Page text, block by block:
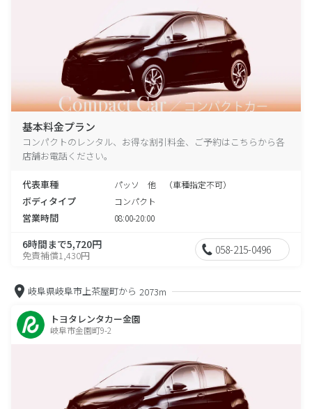
基本料金プラン
コンパクトのレンタル、お得な割引料金、ご予約はこちらから各
店舗お電話ください。
代表車種 パッソ 他 （車種指定不可）
ボディタイプ コンパクト
営業時間 08:00-20:00
6時間まで5,720円
免責補償1,430円 058-215-0496
岐阜県岐阜市上茶屋町から 2073m
トヨタレンタカー金園
岐阜市金園町9-2